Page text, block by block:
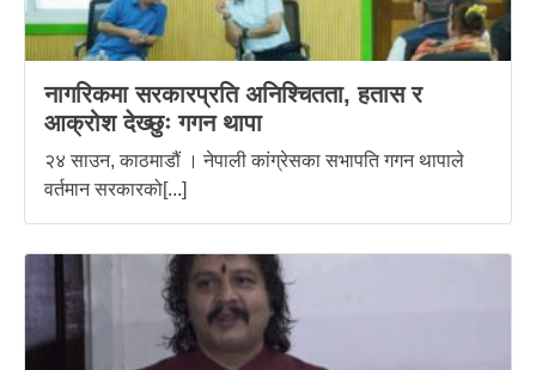
नागरिकमा सरकारप्रति अनिश्चितता, हतास र
आक्रोश देख्छुः गगन थापा
२४ साउन, काठमाडौं । नेपाली कांग्रेसका सभापति गगन थापाले
वर्तमान सरकारको[...]